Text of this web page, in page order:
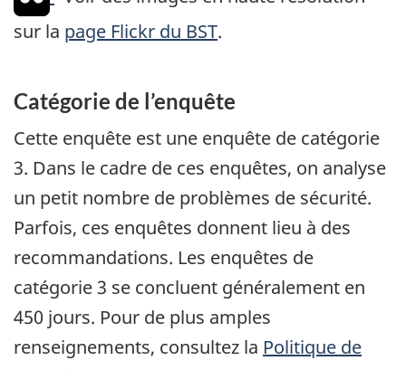
sur la page Flickr du BST.
Catégorie de l’enquête
Cette enquête est une enquête de catégorie
3. Dans le cadre de ces enquêtes, on analyse
un petit nombre de problèmes de sécurité.
Parfois, ces enquêtes donnent lieu à des
recommandations. Les enquêtes de
catégorie 3 se concluent généralement en
450 jours. Pour de plus amples
renseignements, consultez la Politique de